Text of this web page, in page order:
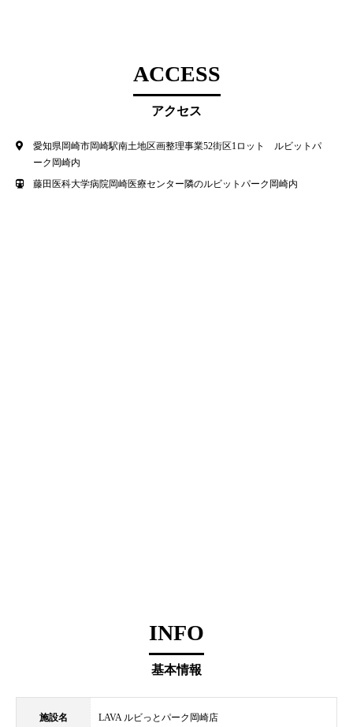
ACCESS
アクセス
愛知県岡崎市岡崎駅南土地区画整理事業52街区1ロット ルビットパ
ーク岡崎内
藤田医科大学病院岡崎医療センター隣のルビットパーク岡崎内
INFO
基本情報
施設名 LAVA ルビっとパーク岡崎店